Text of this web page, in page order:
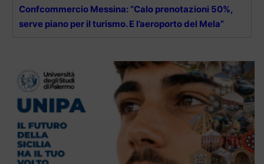
Confcommercio Messina: “Calo prenotazioni 50%,
serve piano per il turismo. E l’aeroporto del Mela”